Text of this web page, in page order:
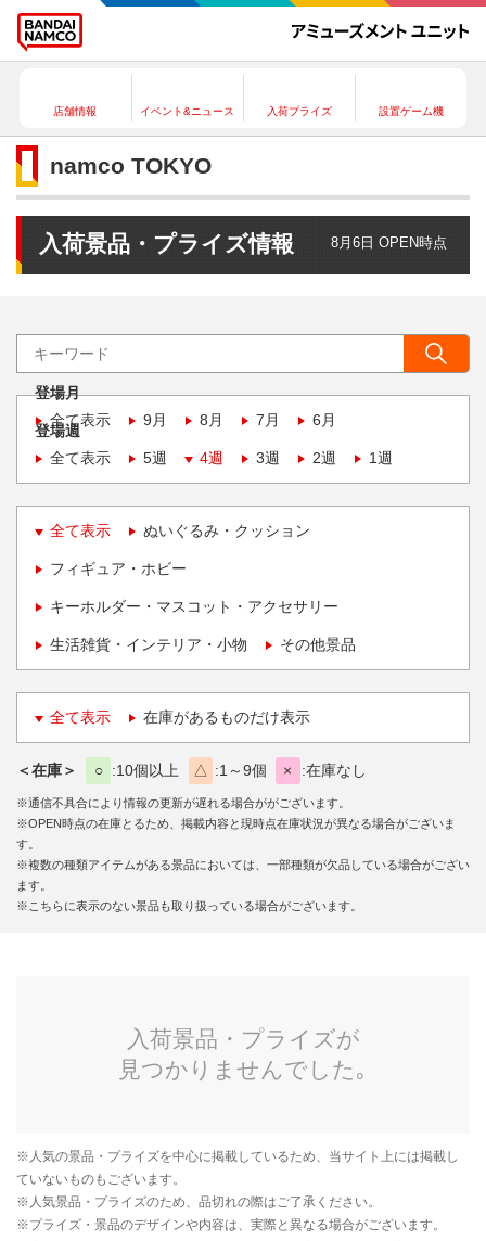
店舗情報 イベント&ニュース 入荷プライズ 設置ゲーム機
namco TOKYO
入荷景品・プライズ情報 8月6日 OPEN時点
登場月
全て表示
9月 8月 7月 6月
登場週
全て表示
5週 4週 3週 2週 1週
全て表示 ぬいぐるみ・クッション
フィギュア・ホビー
キーホルダー・マスコット・アクセサリー
生活雑貨・インテリア・小物 その他景品
全て表示 在庫があるものだけ表示
＜在庫＞ ○ 10個以上 △ 1～9個 × 在庫なし
※通信不具合により情報の更新が遅れる場合ががございます。
※OPEN時点の在庫とるため、掲載内容と現時点在庫状況が異なる場合がございま
す。
※複数の種類アイテムがある景品においては、一部種類が欠品している場合がござい
ます。
※こちらに表示のない景品も取り扱っている場合がございます。